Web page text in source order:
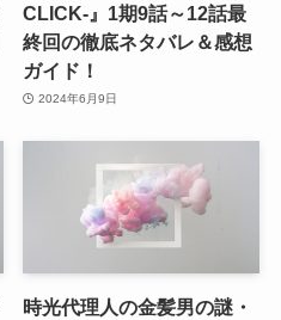
CLICK-』1期9話～12話最
終回の徹底ネタバレ＆感想
ガイド！
2024年6月9日
時光代理人の金髪男の謎・